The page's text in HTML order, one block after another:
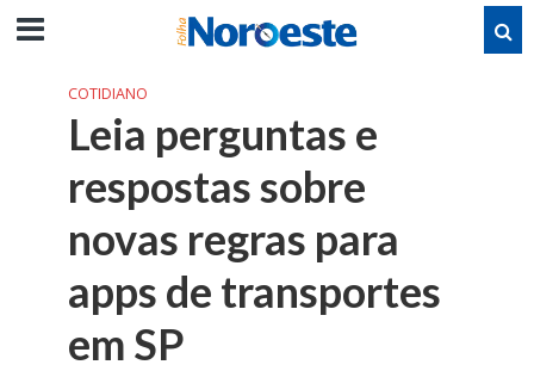
COTIDIANO
Leia perguntas e
respostas sobre
novas regras para
apps de transportes
em SP